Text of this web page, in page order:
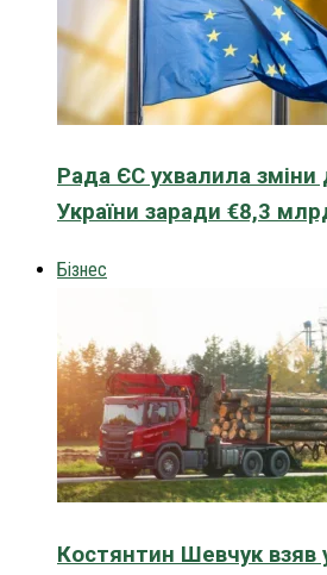
Рада ЄС ухвалила
України заради €8,3
Бізнес
Костянтин Шевчук взяв